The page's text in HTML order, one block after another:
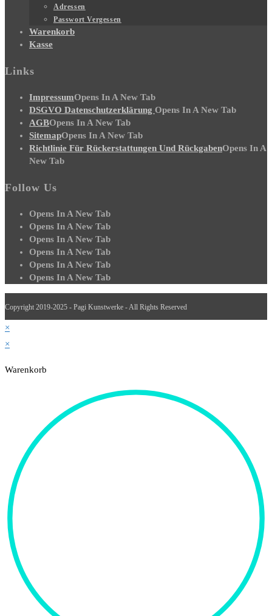
Adressen
Passwort Vergessen
Warenkorb
Kasse
Links
ImpressumOpens In A New Tab
DSGVO Datenschutzerklärung Opens In A New Tab
AGBOpens In A New Tab
SitemapOpens In A New Tab
Richtlinie Für Rückerstattungen Und RückgabenOpens In A
New Tab
Follow Us
Opens In A New Tab
Opens In A New Tab
Opens In A New Tab
Opens In A New Tab
Opens In A New Tab
Opens In A New Tab
Copyright 2019-2025 - Pagi Kunstwerke - All Rights Reserved
×
×
Warenkorb